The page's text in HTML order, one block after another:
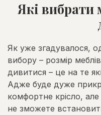
Які вибрати
Як уже згадувалося,
вибору – розмір
дивитися – це на те
Адже буде дуже
комфортне крісло, але
не зможете